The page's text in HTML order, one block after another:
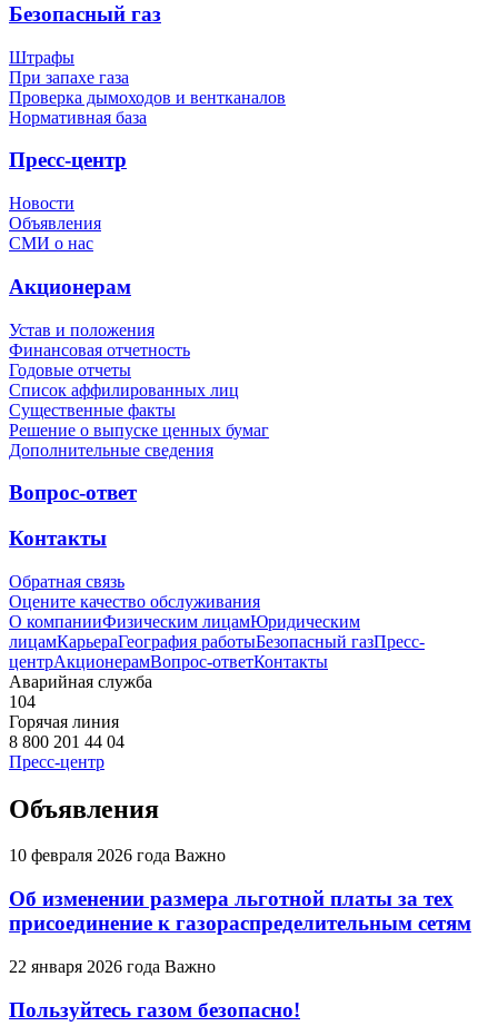
Безопасный газ
Штрафы
При запахе газа
Проверка дымоходов и вентканалов
Нормативная база
Пресс-центр
Новости
Объявления
СМИ о нас
Акционерам
Устав и положения
Финансовая отчетность
Годовые отчеты
Список аффилированных лиц
Существенные факты
Решение о выпуске ценных бумаг
Дополнительные сведения
Вопрос-ответ
Контакты
Обратная связь
Оцените качество обслуживания
О компанииФизическим лицамЮридическим
лицамКарьераГеография работыБезопасный газПресс-
центрАкционерамВопрос-ответКонтакты
Аварийная служба
104
Горячая линия
8 800 201 44 04
Пресс-центр
Объявления
10 февраля 2026 года Важно
Об изменении размера льготной платы за тех
присоединение к газораспределительным сетям
22 января 2026 года Важно
Пользуйтесь газом безопасно!